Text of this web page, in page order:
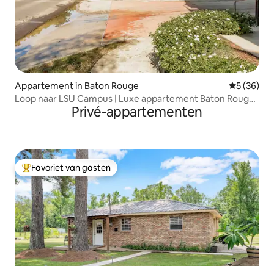
Appartement in Baton Rouge
5 (36)
Loop naar LSU Campus | Luxe appartement Baton Rouge |
Privé-appartementen
Topfavoriet van gasten
Favoriet van gasten